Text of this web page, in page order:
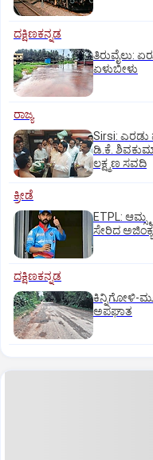
ದಕ್ಷಿಣಕನ್ನಡ
ತಿರುವೈಲು:
ಏಳುಬೀಳು
ರಾಜ್ಯ
Sirsi: ಎರಡು
ಡಿ.ಕೆ.
ಲಕ್ಷ್ಮಣ ಸವದಿ
ಕ್ರೀಡೆ
ETPL:
ಸೇರಿದ
ದಕ್ಷಿಣಕನ್ನಡ
ಕಿನ್ನಿಗೋಳಿ-
ಅಪಘಾತ